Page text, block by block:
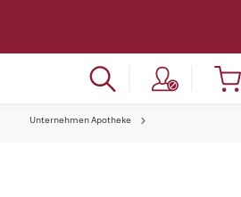
Unternehmen Apotheke